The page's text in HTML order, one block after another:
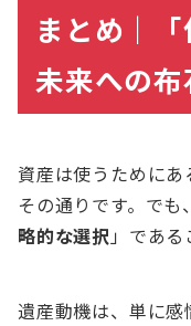
まとめ｜「
未来への布
資産は使うために
その通りです。でも
略的な選択 」である
遺産動機は、単に